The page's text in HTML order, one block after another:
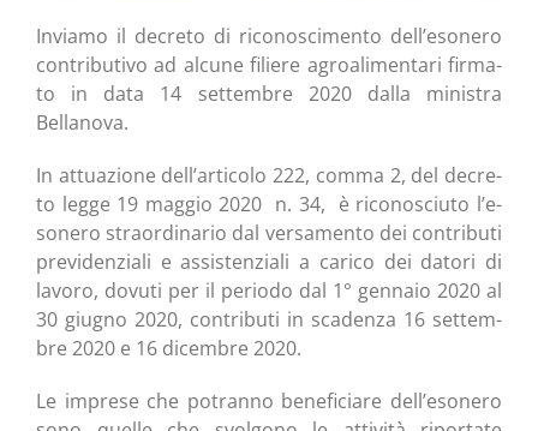
Invia­mo il decre­to di rico­no­sci­men­to dell’esonero
con­tri­bu­ti­vo ad alcu­ne filie­re agroa­li­men­ta­ri fir­ma­
to in data 14 set­tem­bre 2020 dal­la mini­stra
Bellanova.
In attua­zio­ne dell’articolo 222, com­ma 2, del decre­
to leg­ge 19 mag­gio 2020 n. 34, è rico­no­sciu­to l’e­
so­ne­ro straor­di­na­rio dal ver­sa­men­to dei con­tri­bu­ti
pre­vi­den­zia­li e assi­sten­zia­li a cari­co dei dato­ri di
lavo­ro, dovu­ti per il perio­do dal 1° gen­na­io 2020 al
30 giu­gno 2020, con­tri­bu­ti in sca­den­za 16 set­tem­
bre 2020 e 16 dicem­bre 2020.
Le impre­se che potran­no bene­fi­cia­re dell’esonero